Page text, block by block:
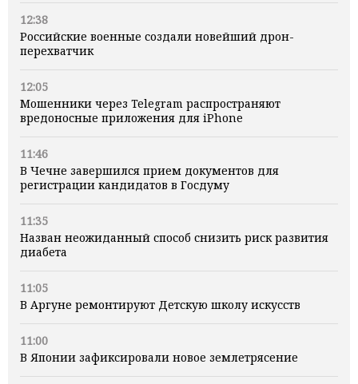
12:38
Российские военные создали новейший дрон-
перехватчик
12:05
Мошенники через Telegram распространяют
вредоносные приложения для iPhone
11:46
В Чечне завершился прием документов для
регистрации кандидатов в Госдуму
11:35
Назван неожиданный способ снизить риск развития
диабета
11:05
В Аргуне ремонтируют Детскую школу искусств
11:00
В Японии зафиксировали новое землетрясение